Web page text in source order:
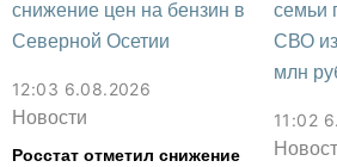
12:03 6.08.2026
Новости
Росстат отметил снижение
11:02